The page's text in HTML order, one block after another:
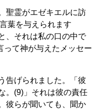
聖霊がエゼキエルに訪
葉を与えられます
、それは私の口の中で
って神が与えたメッセー
告げられました。「彼
。(9)」それは彼の責任
彼らが聞いても、聞か